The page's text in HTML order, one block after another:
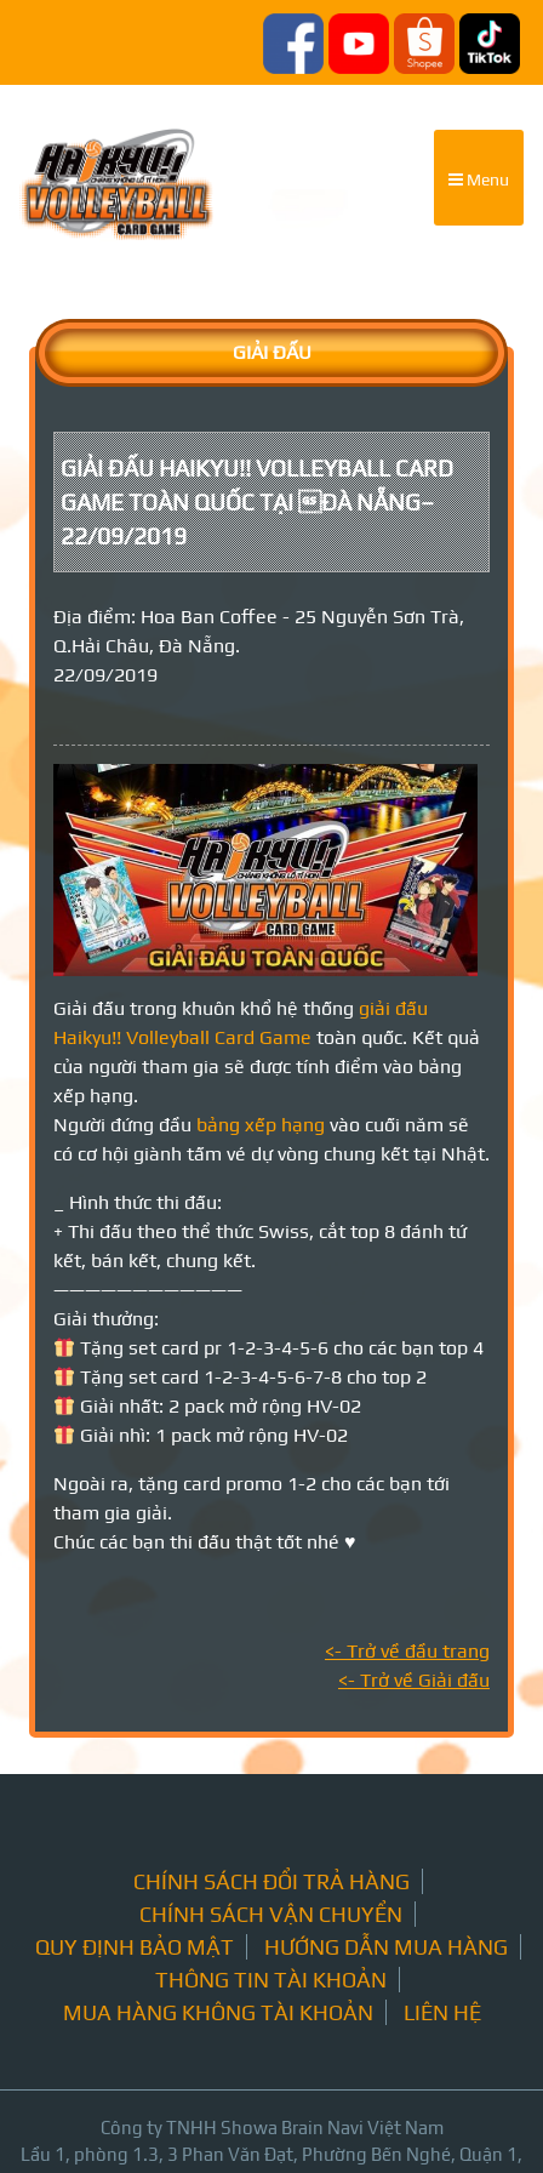
Menu
GIẢI ĐẤU
GIẢI ĐẤU HAIKYU!! VOLLEYBALL CARD
GAME TOÀN QUỐC TẠI ĐÀ NẴNG–
22/09/2019
Địa điểm: Hoa Ban Coffee - 25 Nguyễn Sơn Trà,
Q.Hải Châu, Đà Nẵng.
22/09/2019
Giải đấu trong khuôn khổ hệ thống giải đấu
Haikyu!! Volleyball Card Game toàn quốc. Kết quả
của người tham gia sẽ được tính điểm vào bảng
xếp hạng.
Người đứng đầu bảng xếp hạng vào cuối năm sẽ
có cơ hội giành tấm vé dự vòng chung kết tại Nhật.
_ Hình thức thi đấu:
+ Thi đấu theo thể thức Swiss, cắt top 8 đánh tứ
kết, bán kết, chung kết.
————————————
Giải thưởng:
Tặng set card pr 1-2-3-4-5-6 cho các bạn top 4
Tặng set card 1-2-3-4-5-6-7-8 cho top 2
Giải nhất: 2 pack mở rộng HV-02
Giải nhì: 1 pack mở rộng HV-02
Ngoài ra, tặng card promo 1-2 cho các bạn tới
tham gia giải.
Chúc các bạn thi đấu thật tốt nhé ♥
<- Trở về đầu trang
<- Trở về Giải đấu
CHÍNH SÁCH ĐỔI TRẢ HÀNG
CHÍNH SÁCH VẬN CHUYỂN
QUY ĐỊNH BẢO MẬT
HƯỚNG DẪN MUA HÀNG
THÔNG TIN TÀI KHOẢN
MUA HÀNG KHÔNG TÀI KHOẢN
LIÊN HỆ
Công ty TNHH Showa Brain Navi Việt Nam
Lầu 1, phòng 1.3, 3 Phan Văn Đạt, Phường Bến Nghé, Quận 1,